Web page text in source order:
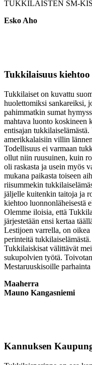
TUKKILAISTEN SM-
Esko Aho
Tukkilaisuus kiehtoo
Tukkilaiset on kuvattu
huolettomiksi sankareiksi,
pahimmatkin sumat
mahtava luonto koskineen
entisajan
amerikkalaisiin villin
Todellisuus ei varmaan
ollut niin ruusuinen, kuin
oli raskasta ja usein myös
mukana paikasta toiseen
riisummekin
jäljelle kuitenkin taitoja ja
kiehtoo luonnonläheisestä
Olemme iloisia, että
järjestetään ensi kertaa
Lestijoen varrella, on
perinteitä tukkilaiselämästä.
Tukkilaiskisat välittävät
sukupolvien työtä.
Mestaruuskisoille parhainta
Maaherra
Mauno Kangasniemi
Kannuksen